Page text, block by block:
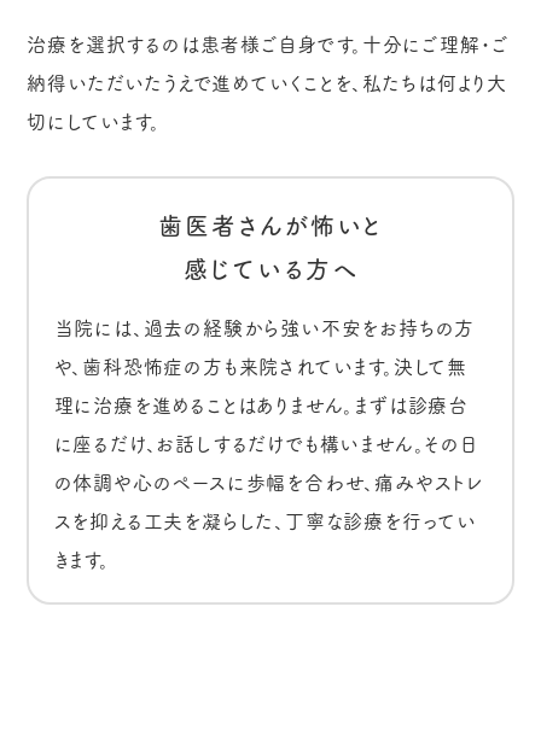
治療を選択するのは患者様ご自身です。十分にご理解・ご
納得いただいたうえで進めていくことを、私たちは何より大
切にしています。
歯医者さんが怖いと
感じている方へ
当院には、過去の経験から強い不安をお持ちの方
や、歯科恐怖症の方も来院されています。決して無
理に治療を進めることはありません。まずは診療台
に座るだけ、お話しするだけでも構いません。その日
の体調や心のペースに歩幅を合わせ、痛みやストレ
スを抑える工夫を凝らした、丁寧な診療を行ってい
きます。